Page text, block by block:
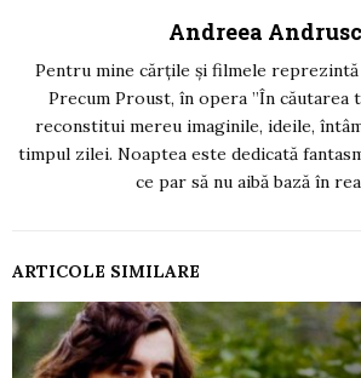
Andreea
Pentru mine cărțile și filmele
Precum Proust, în opera ”În căutarea
reconstitui mereu imaginile, ideile,
timpul zilei. Noaptea este dedicată
ce par să nu aibă bază în
ARTICOLE SIMILARE